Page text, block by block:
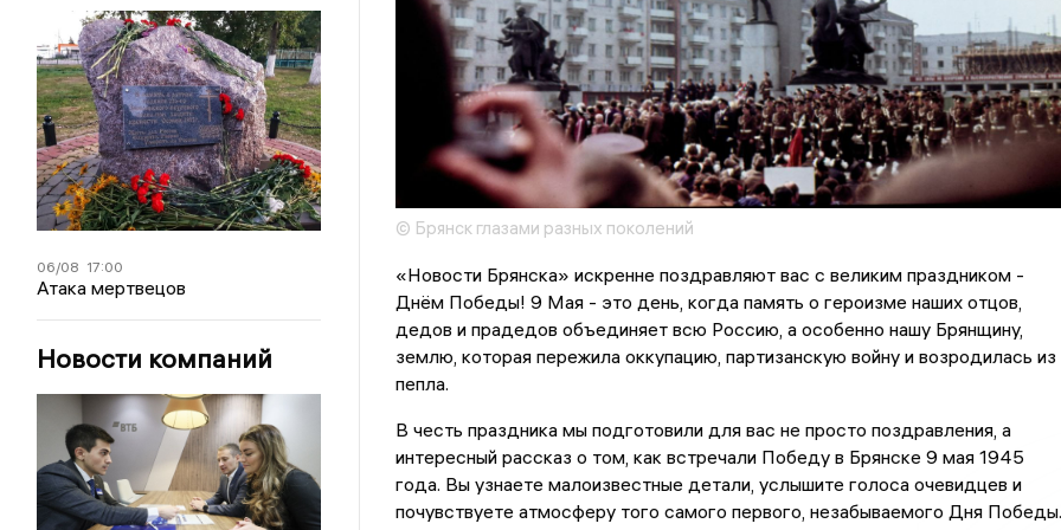
06/08 17:00
Атака мертвецов
Новости компаний
© Брянск глазами разных поколений
«Новости Брянска» искренне поздравляют вас с великим праздником -
Днём Победы! 9 Мая - это день, когда память о героизме наших отцов,
дедов и прадедов объединяет всю Россию, а особенно нашу Брянщину,
землю, которая пережила оккупацию, партизанскую войну и возродилась из
пепла.
В честь праздника мы подготовили для вас не просто поздравления, а
интересный рассказ о том, как встречали Победу в Брянске 9 мая 1945
года. Вы узнаете малоизвестные детали, услышите голоса очевидцев и
почувствуете атмосферу того самого первого, незабываемого Дня Победы.